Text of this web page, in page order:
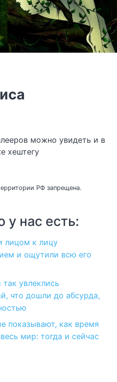
можно увидеть и в
хештегу
РФ запрещена.
у нас есть:
лицом к лицу
и ощутили всю его
увлеклись
что дошли до абсурда,
показывают, как время
мир: тогда и сейчас